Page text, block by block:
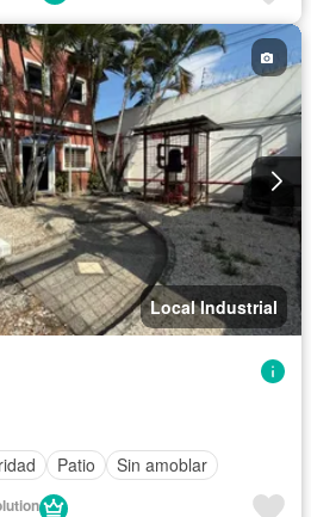
Local Industrial
Patio Sin amoblar